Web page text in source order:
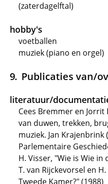
(zaterdagelftal)
hobby's
voetballen
muziek (piano en orgel)
Publicaties van/
literatuur/
Cees Bremmer en
van duwen, trekken,
muziek. Jan Krajenbrink
Parlementaire
H. Visser, "Wie is Wie in
T. van Rijckevorsel en
Tweede Kamer?" (1988)